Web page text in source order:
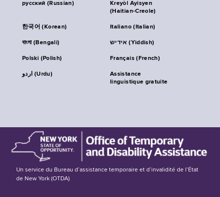
русский (Russian)
Kreyòl Ayisyen
(Haitian-Creole)
한국어 (Korean) Italiano (Italian)
বাংলা (Bengali) אידיש (Yiddish)
Polski (Polish) Français (French)
اردو (Urdu)
Assistance
linguistique gratuite
Un service du Bureau d’assistance temporaire et d’invalidité de l’État
de New York (OTDA)